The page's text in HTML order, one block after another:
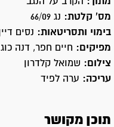
מס' קלטת: נג 66/09
בימוי ותסריטאות: נסים דיין
מפיקים: חיים חפר, דנה כוגן
צילום: שמואל קלדרון
עריכה: ערה לפיד
תוכן מקושר